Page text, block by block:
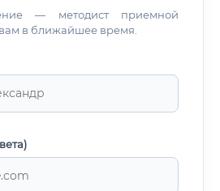
— методист приемной
в ближайшее время.